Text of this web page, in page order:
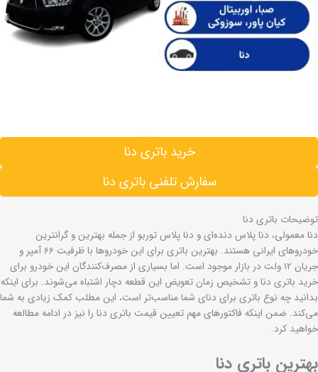
خرید باتری دنا
سفارش تلفنی باتری دنا
توضیحات باتری دنا
دنا معمولی، دنا پلاس دنده‌ای و دنا پلاس توربو از جمله بهترین و گرانترین
خودروهای ایرانی هستند. بهترین باتری برای این خودروها با ظرفیت 66 آمپر و
جریان 12 ولت در بازار موجود است. اما بسیاری از مصرف‌کنندگان این خودرو برای
خرید باتری دنا و تشخیص زمان تعویض این قطعه دچار اشتباه می‌شوند. برای اینکه
بدانید چه نوع باتری برای دنای شما مناسب‌تر است، این مطلب کمک زیادی به شما
می‌کند. ضمن اینکه فاکتورهای مهم تعیین قیمت باتری دنا را نیز در ادامه مطالعه
خواهید کرد.
بهترین باتری دنا